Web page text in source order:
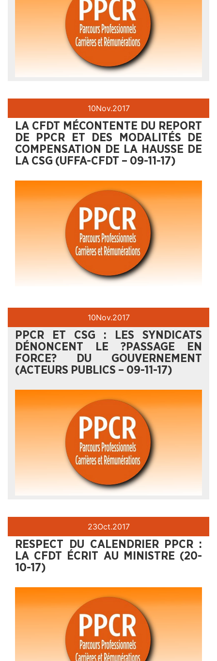
10Nov.2017
LA CFDT MÉCONTENTE DU REPORT
DE PPCR ET DES MODALITÉS DE
COMPENSATION DE LA HAUSSE DE
LA CSG (UFFA-CFDT – 09-11-17)
10Nov.2017
PPCR ET CSG : LES SYNDICATS
DÉNONCENT LE ?PASSAGE EN
FORCE? DU GOUVERNEMENT
(ACTEURS PUBLICS – 09-11-17)
23Oct.2017
RESPECT DU CALENDRIER PPCR :
LA CFDT ÉCRIT AU MINISTRE (20-
10-17)